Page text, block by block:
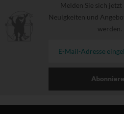
Melden Sie sich jetzt
Neuigkeiten und
werden.